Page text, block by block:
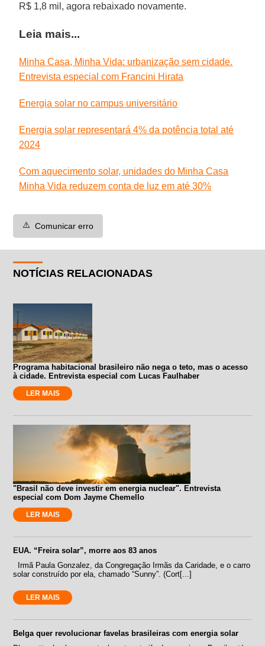
R$ 1,8 mil, agora rebaixado novamente.
Leia mais...
Minha Casa, Minha Vida: urbanização sem cidade.
Entrevista especial com Francini Hirata
Energia solar no campus universitário
Energia solar representará 4% da potência total até
2024
Com aquecimento solar, unidades do Minha Casa
Minha Vida reduzem conta de luz em até 30%
⚠️ Comunicar erro
NOTÍCIAS RELACIONADAS
Programa habitacional brasileiro não nega o teto, mas o acesso
à cidade. Entrevista especial com Lucas Faulhaber
LER MAIS
"Brasil não deve investir em energia nuclear". Entrevista
especial com Dom Jayme Chemello
LER MAIS
EUA. “Freira solar”, morre aos 83 anos
Irmã Paula Gonzalez, da Congregação Irmãs da Caridade, e o carro
solar construído por ela, chamado “Sunny”. (Cort[...]
LER MAIS
Belga quer revolucionar favelas brasileiras com energia solar